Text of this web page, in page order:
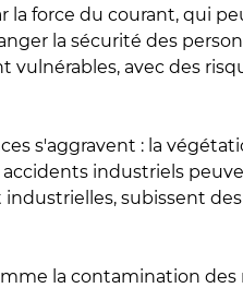
la force du courant, qui
la sécurité des
avec des
s'aggravent : la
industriels
subissent
la contamination des